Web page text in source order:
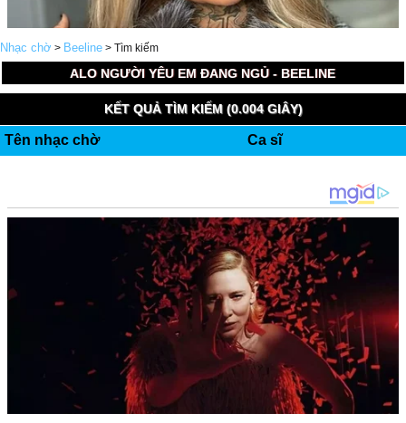
Nhạc chờ > Beeline > Tìm kiếm
ALO NGƯỜI YÊU EM ĐANG NGỦ - BEELINE
KẾT QUẢ TÌM KIẾM (0.004 GIÂY)
Tên nhạc chờ Ca sĩ